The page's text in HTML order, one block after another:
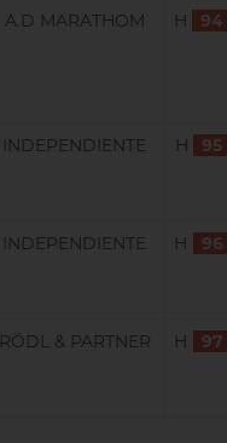
A.D MARATHOM H 94
INDEPENDIENTE H 95
INDEPENDIENTE H 96
RÖDL & PARTNER H 97